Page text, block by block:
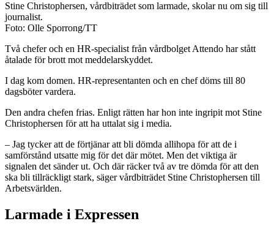
Stine Christophersen, vårdbiträdet som larmade, skolar nu om sig till
journalist.
Foto: Olle Sporrong/TT
Två chefer och en HR-specialist från vårdbolget Attendo har stått
åtalade för brott mot meddelarskyddet.
I dag kom domen. HR-representanten och en chef döms till 80
dagsböter vardera.
Den andra chefen frias. Enligt rätten har hon inte ingripit mot Stine
Christophersen för att ha uttalat sig i media.
– Jag tycker att de förtjänar att bli dömda allihopa för att de i
samförstånd utsatte mig för det där mötet. Men det viktiga är
signalen det sänder ut. Och där räcker två av tre dömda för att den
ska bli tillräckligt stark, säger vårdbiträdet Stine Christophersen till
Arbetsvärlden.
Larmade i Expressen